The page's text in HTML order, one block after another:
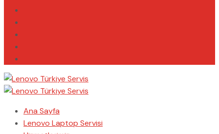
Ana Sayfa
Lenovo Laptop Servisi